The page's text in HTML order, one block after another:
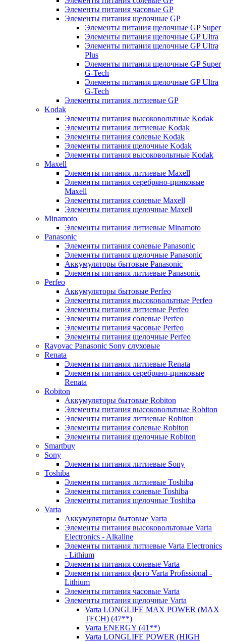
Элементы питания часовые GP
Элементы питания щелочные GP
Элементы питания щелочные GP Super
Элементы питания щелочные GP Ultra
Элементы питания щелочные GP Ultra
Plus
Элементы питания щелочные GP Super
G-Tech
Элементы питания щелочные GP Ultra
G-Tech
Элементы питания литиевые GP
Kodak
Элементы питания высоковольтные Kodak
Элементы питания литиевые Kodak
Элементы питания солевые Kodak
Элементы питания щелочные Kodak
Элементы питания высоковольтные Kodak
Maxell
Элементы питания литиевые Maxell
Элементы питания серебряно-цинковые
Maxell
Элементы питания солевые Maxell
Элементы питания щелочные Maxell
Minamoto
Элементы питания литиевые Minamoto
Panasonic
Элементы питания солевые Panasonic
Элементы питания щелочные Panasonic
Аккумуляторы бытовые Panasonic
Элементы питания литиевые Panasonic
Perfeo
Аккумуляторы бытовые Perfeo
Элементы питания высоковольтные Perfeo
Элементы питания литиевые Perfeo
Элементы питания солевые Perfeo
Элементы питания часовые Perfeo
Элементы питания щелочные Perfeo
Rayovac Panasonic Sony слуховые
Renata
Элементы питания литиевые Renata
Элементы питания серебряно-цинковые
Renata
Robiton
Аккумуляторы бытовые Robiton
Элементы питания высоковольтные Robiton
Элементы питания литиевые Robiton
Элементы питания солевые Robiton
Элементы питания щелочные Robiton
Smartbuy
Sony
Элементы питания литиевые Sony
Toshiba
Элементы питания литиевые Toshiba
Элементы питания солевые Toshiba
Элементы питания щелочные Toshiba
Varta
Аккумуляторы бытовые Varta
Элементы питания высоковольтовые Varta
Electronics - Alkaline
Элементы питания литиевые Varta Electronics
- Lithium
Элементы питания солевые Varta
Элементы питания фото Varta Profissional -
Lithium
Элементы питания часовые Varta
Элементы питания щелочные Varta
Varta LONGLIFE MAX POWER (MAX
TECH) (47**)
Varta ENERGY (41**)
Varta LONGLIFE POWER (HIGH